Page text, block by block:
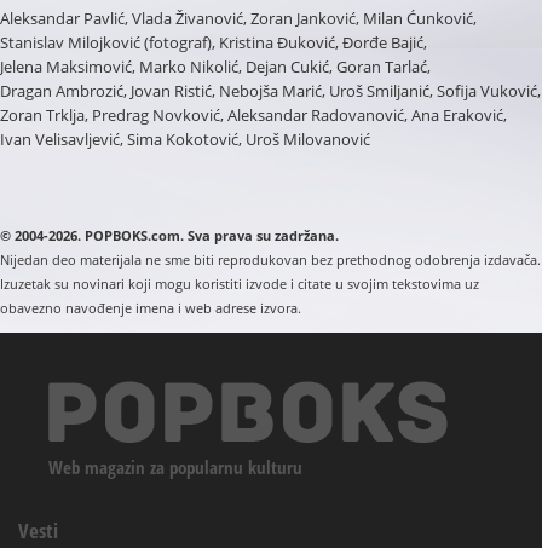
Aleksandar Pavlić, Vlada Živanović, Zoran Janković, Milan Ćunković,
Stanislav Milojković (fotograf), Kristina Đuković, Đorđe Bajić,
Jelena Maksimović, Marko Nikolić, Dejan Cukić, Goran Tarlać,
Dragan Ambrozić, Jovan Ristić, Nebojša Marić, Uroš Smiljanić, Sofija Vuković,
Zoran Trklja, Predrag Novković, Aleksandar Radovanović, Ana Eraković,
Ivan Velisavljević, Sima Kokotović, Uroš Milovanović
© 2004-2026. POPBOKS.com. Sva prava su zadržana.
Nijedan deo materijala ne sme biti reprodukovan bez prethodnog odobrenja izdavača.
Izuzetak su novinari koji mogu koristiti izvode i citate u svojim tekstovima uz
obavezno navođenje imena i web adrese izvora.
Web magazin za popularnu kulturu
Vesti